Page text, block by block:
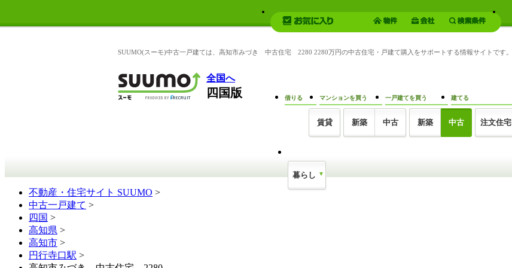
SUUMO(スーモ)中古一戸建ては、高知市みづき 中古住宅 2280 2280万円の中古住宅・戸建て購入をサポートする情報サイトです。
全国へ
四国版 借りる
賃貸
マンションを買う
新築 中古
一戸建てを買う
新築 中古
建てる
注文住宅
暮らし
不動産・住宅サイト SUUMO >
中古一戸建て >
四国 >
高知県 >
高知市 >
円行寺口駅 >